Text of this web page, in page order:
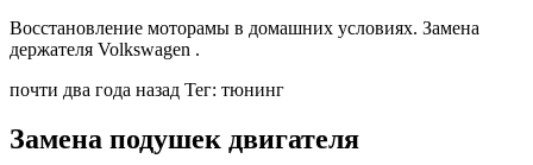
Восстановление моторамы в домашних условиях. Замена
держателя Volkswagen .
почти два года назад Тег: тюнинг
Замена подушек двигателя